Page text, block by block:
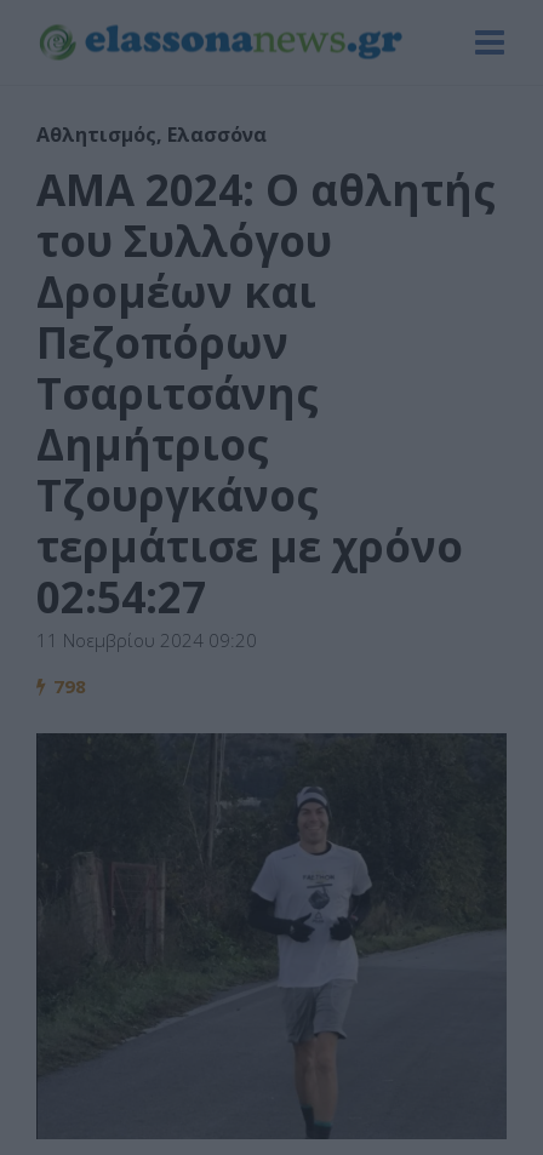
Αθλητισμός, Ελασσόνα
ΑΜΑ 2024: Ο αθλητής
του Συλλόγου
Δρομέων και
Πεζοπόρων
Τσαριτσάνης
Δημήτριος
Τζουργκάνος
τερμάτισε με χρόνο
02:54:27
11 Νοεμβρίου 2024 09:20
798